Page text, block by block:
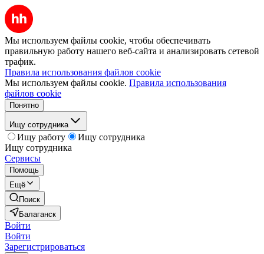
Мы используем файлы cookie, чтобы обеспечивать
правильную работу нашего веб-сайта и анализировать сетевой
трафик.
Правила использования файлов cookie
Мы используем файлы cookie. Правила использования
файлов cookie
Понятно
Ищу сотрудника
Ищу работу
Ищу сотрудника
Ищу сотрудника
Сервисы
Помощь
Ещё
Поиск
Балаганск
Войти
Войти
Зарегистрироваться